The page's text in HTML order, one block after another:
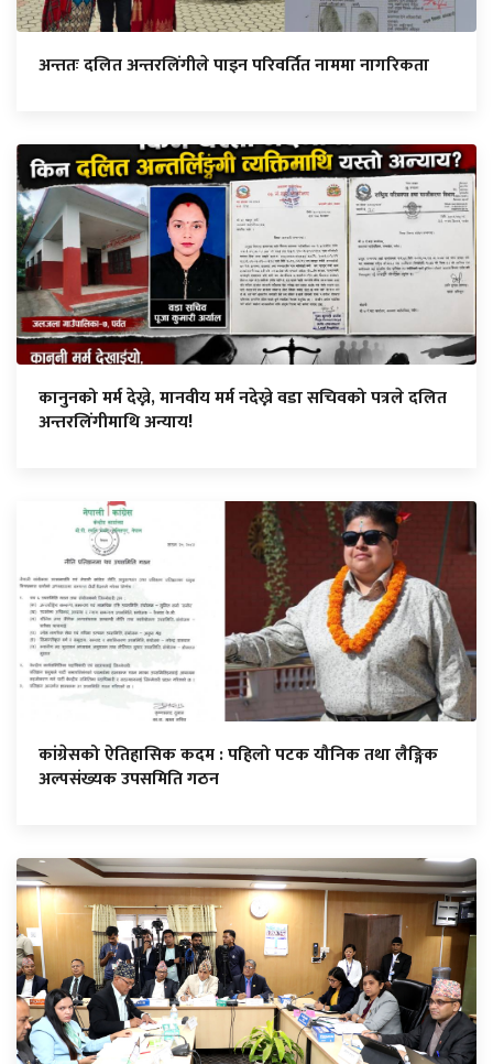
अन्ततः दलित अन्तरलिंगीले पाइन परिवर्तित नाममा नागरिकता
कानुनको मर्म देख्ने, मानवीय मर्म नदेख्ने वडा सचिवको पत्रले दलित
अन्तरलिंगीमाथि अन्याय!
कांग्रेसको ऐतिहासिक कदम : पहिलो पटक यौनिक तथा लैङ्गिक
अल्पसंख्यक उपसमिति गठन